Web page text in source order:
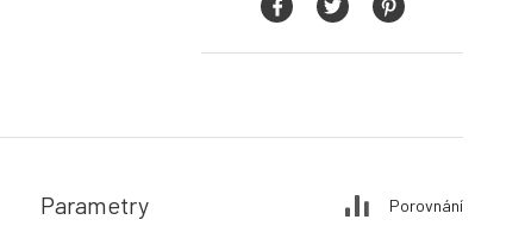
Parametry Porovnání